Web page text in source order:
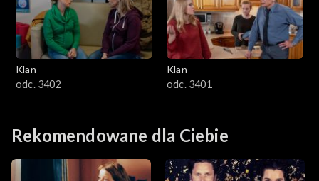
Klan
odc. 3402
Klan
odc. 3401
Rekomendowane dla Ciebie